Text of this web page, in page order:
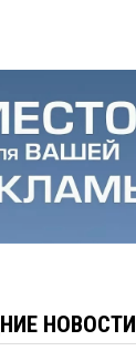
НОВОСТИ